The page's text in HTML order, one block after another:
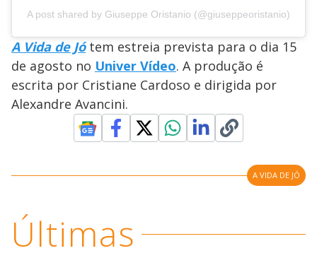
A post shared by Giuseppe Oristanio (@giuseppeoristanio)
A Vida de Jótem estreia prevista para o dia 15
de agosto no Univer Vídeo. A produção é
escrita por Cristiane Cardoso e dirigida por
Alexandre Avancini.
A VIDA DE JÓ
Últimas